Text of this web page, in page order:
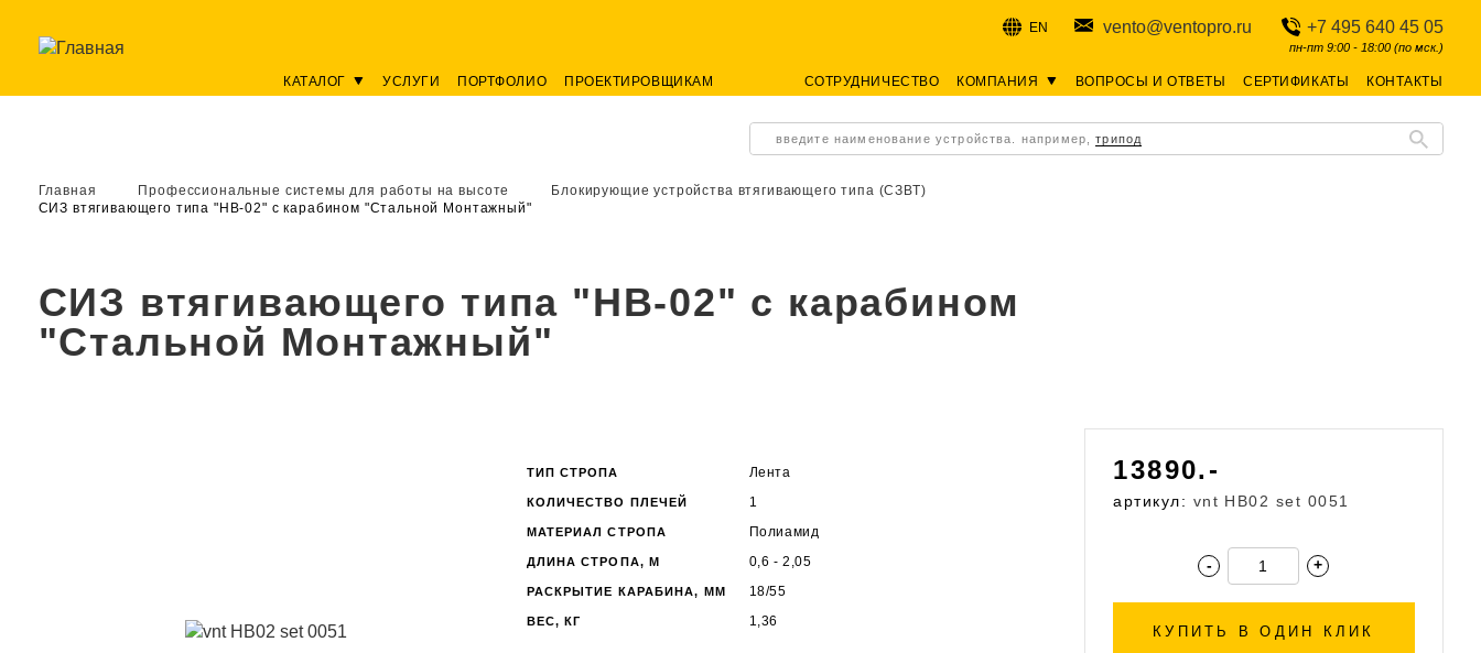
КАТАЛОГ УСЛУГИ ПОРТФОЛИО ПРОЕКТИРОВЩИКАМ СОТРУДНИЧЕСТВО КОМПАНИЯ ВОПРОСЫ И ОТВЕТЫ СЕРТИФИКАТЫ КОНТАКТЫ
EN vento@ventopro.ru +7 495 640 45 05
пн-пт 9:00 - 18:00 (по мск.)
введите наименование устройства. например,трипод
Главная Профессиональные системы для работы на высоте
Блокирующие устройства втягивающего типа (СЗВТ)
СИЗ втягивающего типа "НВ-02" с карабином "Стальной Монтажный"
СИЗ втягивающего типа "НВ-02" с карабином
"Стальной Монтажный"
ТИП СТРОПА Лента
КОЛИЧЕСТВО ПЛЕЧЕЙ 1
МАТЕРИАЛ СТРОПА Полиамид
ДЛИНА СТРОПА, М 0,6 - 2,05
РАСКРЫТИЕ КАРАБИНА, ММ 18/55
ВЕС, КГ 1,36
13890.-
артикул: vnt НВ02 set 0051
- +
КУПИТЬ В ОДИН КЛИК